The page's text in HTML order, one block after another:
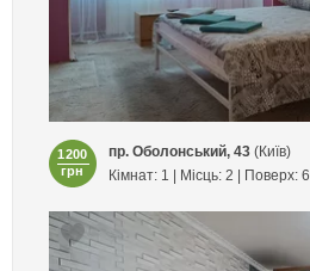
1200
грн
пр. Оболонський, 43(Київ)
Кімнат: 1 | Місць: 2 | Поверх: 6